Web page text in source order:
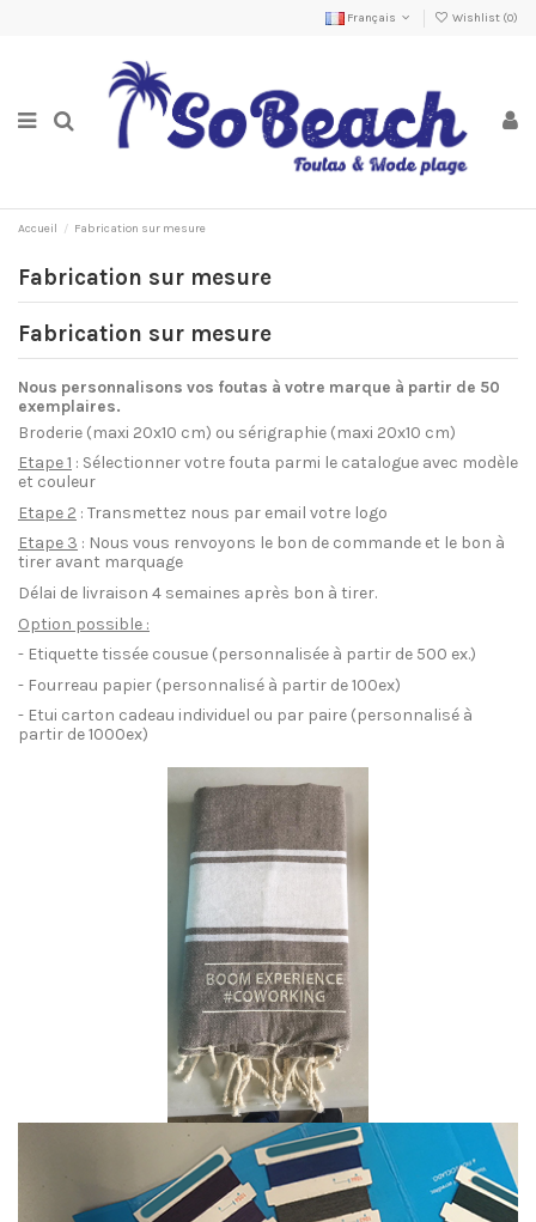
Français Wishlist (0)
Accueil Fabrication sur mesure
Fabrication sur mesure
Fabrication sur mesure
Nous personnalisons vos foutas à votre marque à partir de 50
exemplaires.
Broderie (maxi 20x10 cm) ou sérigraphie (maxi 20x10 cm)
Etape 1 : Sélectionner votre fouta parmi le catalogue avec modèle
et couleur
Etape 2 : Transmettez nous par email votre logo
Etape 3 : Nous vous renvoyons le bon de commande et le bon à
tirer avant marquage
Délai de livraison 4 semaines après bon à tirer.
Option possible :
- Etiquette tissée cousue (personnalisée à partir de 500 ex.)
- Fourreau papier (personnalisé à partir de 100ex)
- Etui carton cadeau individuel ou par paire (personnalisé à
partir de 1000ex)